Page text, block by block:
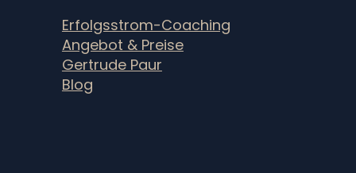
Erfolgsstrom-Coaching
Angebot & Preise
Gertrude Paur
Blog